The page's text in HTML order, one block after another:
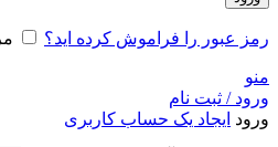
رمز عبور را فراموش کرده اید؟
منو
ورود / ثبت نام
ورود ایجاد یک حساب کاربری